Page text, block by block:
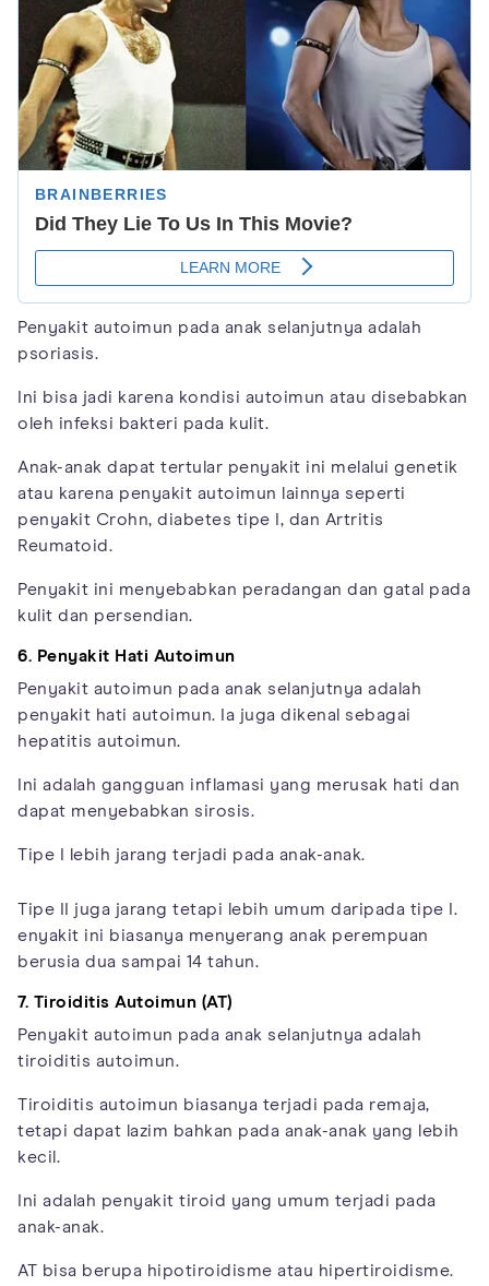
Penyakit autoimun pada anak selanjutnya adalah
psoriasis.
Ini bisa jadi karena kondisi autoimun atau disebabkan
oleh infeksi bakteri pada kulit.
Anak-anak dapat tertular penyakit ini melalui genetik
atau karena penyakit autoimun lainnya seperti
penyakit Crohn, diabetes tipe I, dan Artritis
Reumatoid.
Penyakit ini menyebabkan peradangan dan gatal pada
kulit dan persendian.
6. Penyakit Hati Autoimun
Penyakit autoimun pada anak selanjutnya adalah
penyakit hati autoimun. Ia juga dikenal sebagai
hepatitis autoimun.
Ini adalah gangguan inflamasi yang merusak hati dan
dapat menyebabkan sirosis.
Tipe I lebih jarang terjadi pada anak-anak.
Tipe II juga jarang tetapi lebih umum daripada tipe I.
enyakit ini biasanya menyerang anak perempuan
berusia dua sampai 14 tahun.
7. Tiroiditis Autoimun (AT)
Penyakit autoimun pada anak selanjutnya adalah
tiroiditis autoimun.
Tiroiditis autoimun biasanya terjadi pada remaja,
tetapi dapat lazim bahkan pada anak-anak yang lebih
kecil.
Ini adalah penyakit tiroid yang umum terjadi pada
anak-anak.
AT bisa berupa hipotiroidisme atau hipertiroidisme.